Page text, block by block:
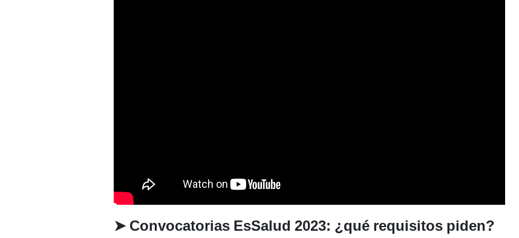
➤ Convocatorias EsSalud 2023: ¿qué requisitos piden?